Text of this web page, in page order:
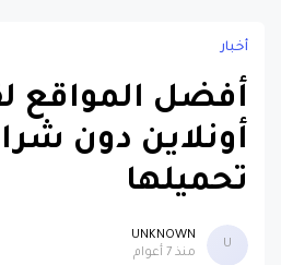
أخبار
أفضل المواقع
أونلاين دون
تحميلها
U
UNKNOWN
منذ 7 أعوام